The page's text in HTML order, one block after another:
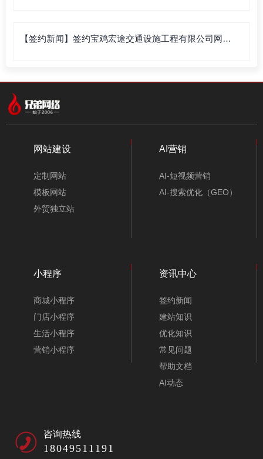
【签约新闻】签约宝鸡宏途交通设施工程有限公司网站
网站建设
定制网站
模板网站
外贸独立站
AI营销
AI-短视频营销
AI-搜索优化（GEO）
小程序
商城小程序
门店小程序
生活小程序
营销小程序
资讯中心
签约新闻
建站知识
优化知识
常见问题
帮助文档
AI动态
咨询热线
18049511191